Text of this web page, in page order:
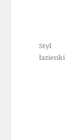
Styl
łazienki